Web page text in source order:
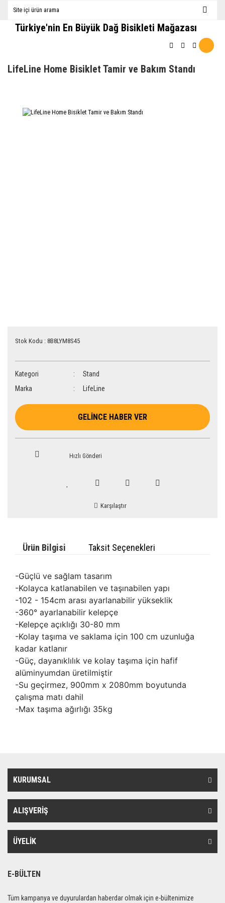
Türkiye'nin En Büyük Dağ Bisikleti Mağazası
LifeLine Home Bisiklet Tamir ve Bakım Standı
Stok Kodu : 8B8LYM8S45
Kategori
Stand
Marka
LifeLine
GELİNCE HABER VER
Hızlı Gönderi
Karşılaştır
Ürün Bilgisi Taksit Seçenekleri
-Güçlü ve sağlam tasarım
-Kolayca katlanabilen ve taşınabilen yapı
-102 - 154cm arası ayarlanabilir yükseklik
-360° ayarlanabilir kelepçe
-Kelepçe açıklığı 30-80 mm
-Kolay taşıma ve saklama için 100 cm uzunluğa
kadar katlanır
-Güç, dayanıklılık ve kolay taşıma için hafif
alüminyumdan üretilmiştir
-Su geçirmez, 900mm x 2080mm boyutunda
çalışma matı dahil
-Max taşıma ağırlığı 35kg
KURUMSAL
ALIŞVERİŞ
ÜYELİK
E-BÜLTEN
Tüm kampanya ve duyurulardan haberdar olmak için e-bültenimize